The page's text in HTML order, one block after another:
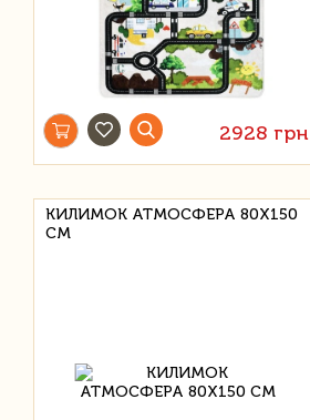
2928 грн
КИЛИМОК АТМОСФЕРА 80Х150
СМ